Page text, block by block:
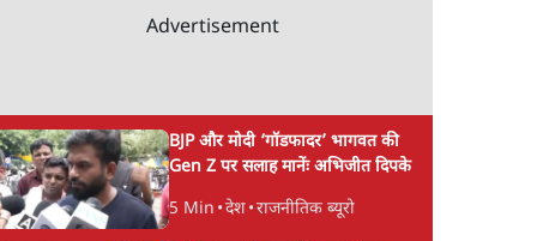
Advertisement
BJP और मोदी ‘गॉडफादर’ भागवत की
Gen Z पर सलाह मानेंः अभिजीत दिपके
5 Min •देश•राजनीतिक ब्यूरो